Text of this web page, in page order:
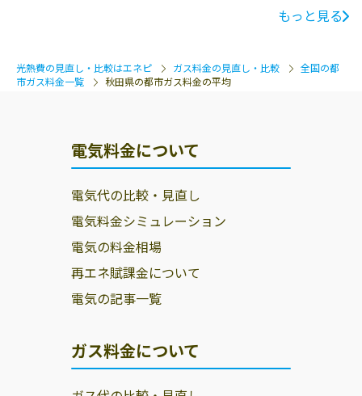
もっと見る
光熱費の見直し・比較はエネピ ガス料金の見直し・比較
全国の都
市ガス料金一覧
秋田県の都市ガス料金の平均
電気料金について
電気代の比較・見直し
電気料金シミュレーション
電気の料金相場
再エネ賦課金について
電気の記事一覧
ガス料金について